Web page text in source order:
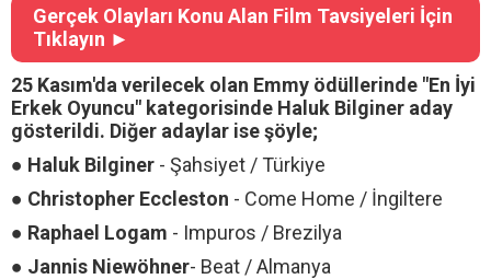
Gerçek Olayları Konu Alan Film Tavsiyeleri İçin
Tıklayın ►
25 Kasım'da verilecek olan Emmy ödüllerinde "En İyi
Erkek Oyuncu" kategorisinde Haluk Bilginer aday
gösterildi. Diğer adaylar ise şöyle;
● Haluk Bilginer - Şahsiyet / Türkiye
● Christopher Eccleston - Come Home / İngiltere
● Raphael Logam - Impuros / Brezilya
● Jannis Niewöhner- Beat / Almanya